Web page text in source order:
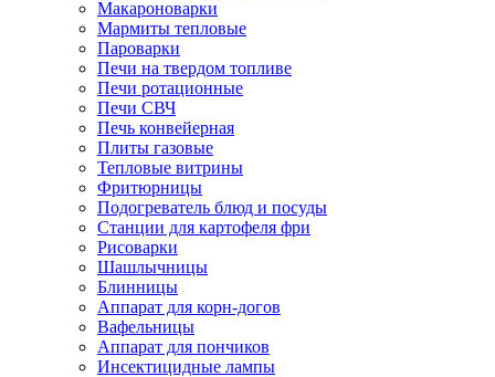
Макароноварки
Мармиты тепловые
Пароварки
Печи на твердом топливе
Печи ротационные
Печи СВЧ
Печь конвейерная
Плиты газовые
Тепловые витрины
Фритюрницы
Подогреватель блюд и посуды
Станции для картофеля фри
Рисоварки
Шашлычницы
Блинницы
Аппарат для корн-догов
Вафельницы
Аппарат для пончиков
Инсектицидные лампы